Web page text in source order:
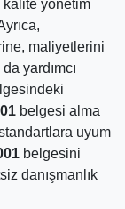
kalite yönetim
maliyetlerini
yardımcı
belgesi alma
uyum
belgesini
danışmanlık